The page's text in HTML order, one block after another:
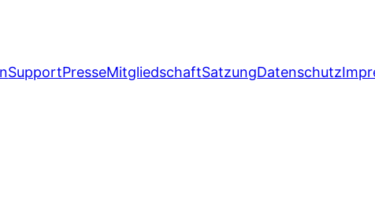
SupportPresseMitgliedschaftSatzungDatenschutz